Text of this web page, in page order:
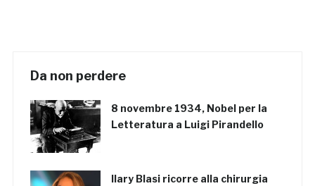
Da non perdere
8 novembre 1934, Nobel per la
Letteratura a Luigi Pirandello
Ilary Blasi ricorre alla chirurgia